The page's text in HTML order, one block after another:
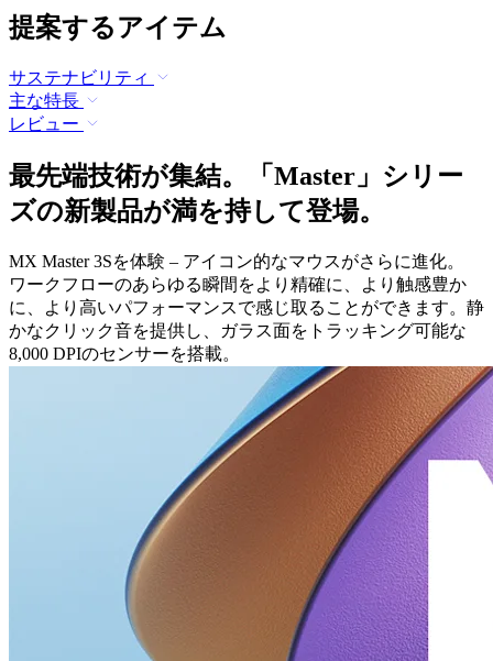
提案するアイテム
サステナビリティ
主な特長
レビュー
最先端技術が集結。「Master」シリー
ズの新製品が満を持して登場。
MX Master 3Sを体験 – アイコン的なマウスがさらに進化。
ワークフローのあらゆる瞬間をより精確に、より触感豊か
に、より高いパフォーマンスで感じ取ることができます。静
かなクリック音を提供し、ガラス面をトラッキング可能な
8,000 DPIのセンサーを搭載。